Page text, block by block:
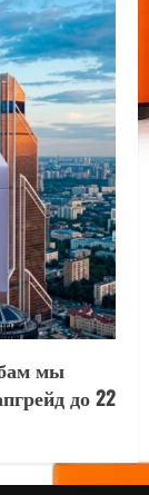
мы
до 22